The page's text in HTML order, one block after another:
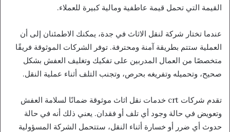
القيمة التي تحمل قيمة عاطفية ومالية كبيرة للعملاء.
عندما تختار شركة لنقل الاثاث في جدة، يمكنك الاطمئنان إلى أن
العملية ستتم بطريقة آمنة ومحترفة. توفر الشركات الموثوقة فريقًا
متخصصًا من العمال المدربين على تفكيك وتغليف العفش بشكل
صحيح، وتحميله وتفريغه بحرص، وتجنب التلف أثناء عملية النقل.
تقدم شركات crt خدمات نقل اثاث موثوقة ضمانًا لسلامة العفش
وتعويض في حالة وجود أي تلف أو فقدان. يعني ذلك أنه في حالة
حدوث أي ضرر أو خسارة أثناء النقل، ستتحمل الشركة المسؤولية